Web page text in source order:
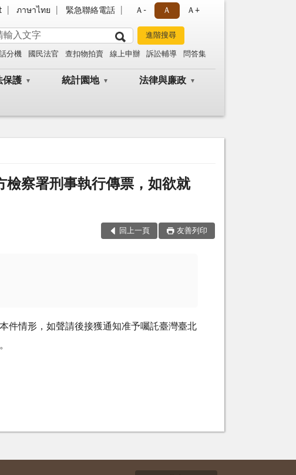
ภาษาไทย 緊急聯絡電話 Ａ- Ａ Ａ+
分機 國民法官 查扣物拍賣 線上申辦 訴訟輔導 問答集
保護 統計園地 法律與廉政
檢察署刑事執行傳票，如欲就
回上一頁 友善列印
件情形，如聲請後接獲通知准予囑託臺灣臺北